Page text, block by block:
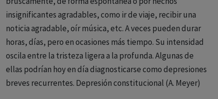
insignificantes agradables, como ir de viaje, recibir una
noticia agradable, oír música, etc. A veces pueden durar
horas, días, pero en ocasiones más tiempo. Su intensidad
oscila entre la tristeza ligera a la profunda. Algunas de
ellas podrían hoy en día diagnosticarse como depresiones
breves recurrentes. Depresión constitucional (A. Meyer)